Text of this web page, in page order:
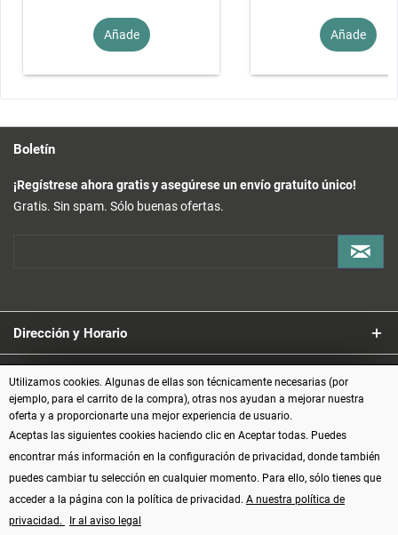
Añade Añade
Boletín
¡Regístrese ahora gratis y asegúrese un envío gratuito único!
Gratis. Sin spam. Sólo buenas ofertas.
Dirección y Horario
Servicio
Información
Formas de pago
Utilizamos cookies. Algunas de ellas son técnicamente necesarias (por
ejemplo, para el carrito de la compra), otras nos ayudan a mejorar nuestra
oferta y a proporcionarte una mejor experiencia de usuario.
Aceptas las siguientes cookies haciendo clic en Aceptar todas. Puedes
encontrar más información en la configuración de privacidad, donde también
puedes cambiar tu selección en cualquier momento. Para ello, sólo tienes que
acceder a la página con la política de privacidad. A nuestra política de
privacidad.
Ir al aviso legal